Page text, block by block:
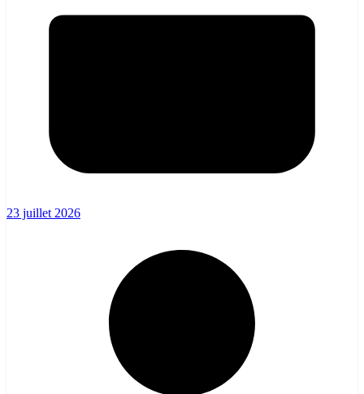
23 juillet 2026